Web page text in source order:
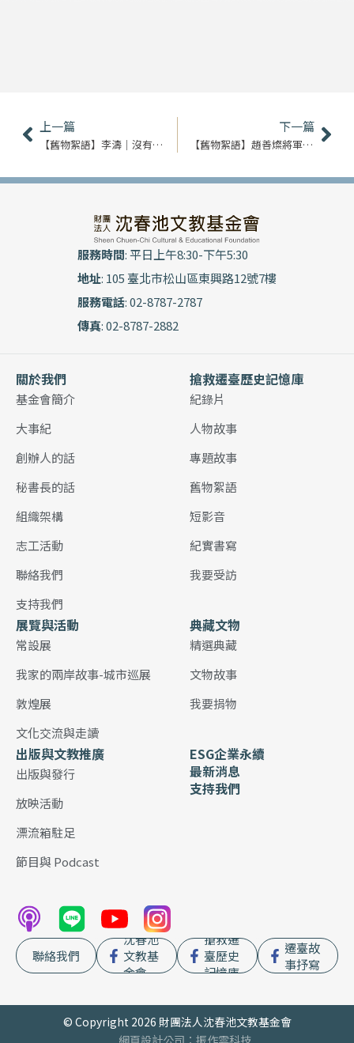
上一頁
上一篇
【舊物絮語】李濤｜沒有明天的皮箱
下一篇
【舊物絮語】趙善燦將軍｜我的老師-英文字典
下
服務時間: 平日上午8:30-下午5:30
地址: 105 臺北市松山區東興路12號7樓
服務電話: 02-8787-2787
傳真: 02-8787-2882
關於我們
基金會簡介
大事紀
創辦人的話
秘書長的話
組織架構
志工活動
聯絡我們
支持我們
搶救遷臺歷史記憶庫
紀錄片
人物故事
專題故事
舊物絮語
短影音
紀實書寫
我要受訪
展覽與活動
常設展
我家的兩岸故事-城市巡展
敦煌展
文化交流與走讀
典藏文物
精選典藏
文物故事
我要捐物
出版與文教推廣
出版與發行
放映活動
漂流箱駐足
節目與 Podcast
ESG企業永續
最新消息
支持我們
聯絡我們
沈春池
文教基
金會
搶救遷
臺歷史
記憶庫
遷臺故
事抒寫
© Copyright 2026 財團法人沈春池文教基金會
網頁設計公司 ：振作雲科技